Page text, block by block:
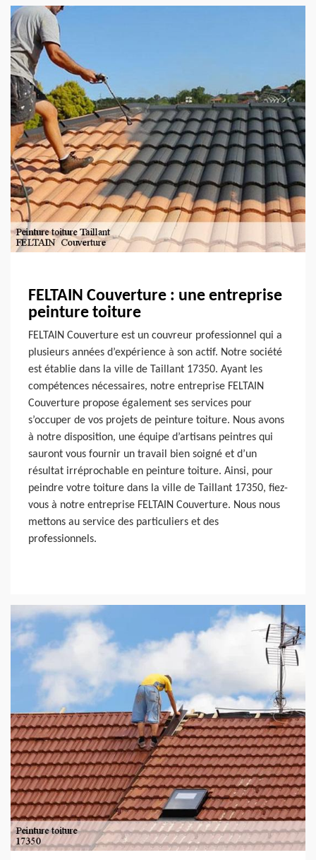
FELTAIN Couverture : une entreprise
peinture toiture
FELTAIN Couverture est un couvreur professionnel qui a
plusieurs années d’expérience à son actif. Notre société
est établie dans la ville de Taillant 17350. Ayant les
compétences nécessaires, notre entreprise FELTAIN
Couverture propose également ses services pour
s’occuper de vos projets de peinture toiture. Nous avons
à notre disposition, une équipe d’artisans peintres qui
sauront vous fournir un travail bien soigné et d’un
résultat irréprochable en peinture toiture. Ainsi, pour
peindre votre toiture dans la ville de Taillant 17350, fiez-
vous à notre entreprise FELTAIN Couverture. Nous nous
mettons au service des particuliers et des
professionnels.